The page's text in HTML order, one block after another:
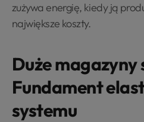
zużywa energię, kiedy ją
największe koszty.
Duże magazyny
Fundament
systemu